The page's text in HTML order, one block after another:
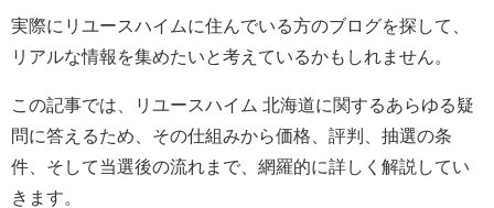
実際にリユースハイムに住んでいる方のブログを探して、
リアルな情報を集めたいと考えているかもしれません。
この記事では、リユースハイム 北海道に関するあらゆる疑
問に答えるため、その仕組みから価格、評判、抽選の条
件、そして当選後の流れまで、網羅的に詳しく解説してい
きます。